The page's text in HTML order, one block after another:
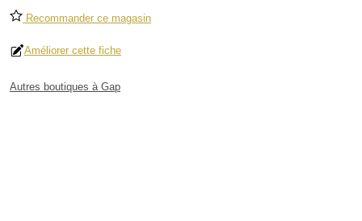
Recommander ce magasin
Améliorer cette fiche
Autres boutiques à Gap